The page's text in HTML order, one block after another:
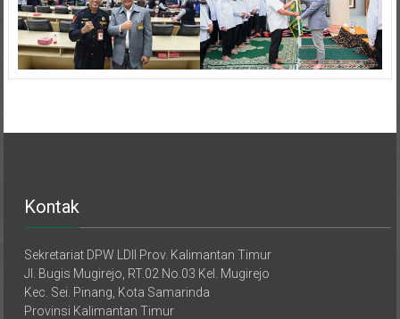
Jl. Bugis Mugirejo, RT.02 No.03 Kel. Mugirejo
Kec. Sei. Pinang, Kota Samarinda
Provinsi Kalimantan Timur
Telp. 082121634444